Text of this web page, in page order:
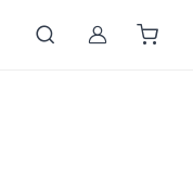
Můj účet